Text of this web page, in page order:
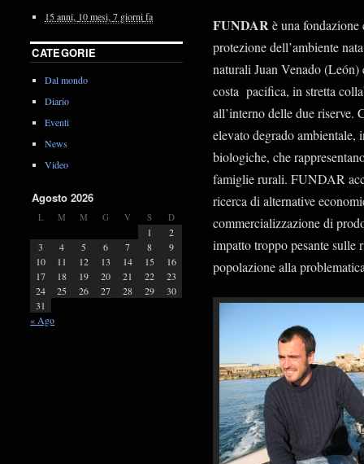
FUNDAR è una
protezione dell’ambiente
naturali Juan Venado
costa pacifica, in stretta
all’interno delle due riserve.
elevato degrado
biologiche, che
famiglie rurali. FUNDAR
ricerca di alternative
commercializzazione di
impatto troppo pesante sulle
popolazione alla
15 anni, 10 mesi, 7 giornifa
CATEGORIE
Dal mondo
Diario
Eventi
News
Video
Agosto 2026
L M M G V S D
1
2
3
4 5 6 7 8
9
10
11 12 13 14 15
16
17
18 19 20 21 22
23
24
25 26 27 28 29
30
31
« Ago